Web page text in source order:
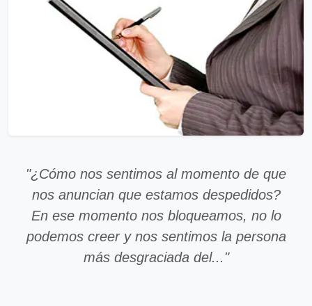
"¿Cómo nos sentimos al momento de que
nos anuncian que estamos despedidos?
En ese momento nos bloqueamos, no lo
podemos creer y nos sentimos la persona
más desgraciada del..."